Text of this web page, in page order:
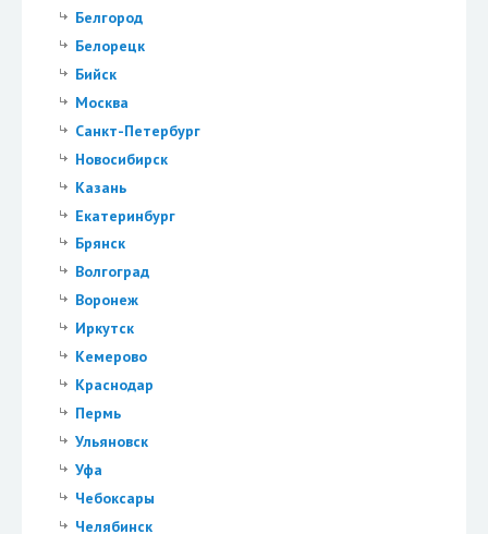
Белгород
Белорецк
Бийск
Москва
Санкт-Петербург
Новосибирск
Казань
Екатеринбург
Брянск
Волгоград
Воронеж
Иркутск
Кемерово
Краснодар
Пермь
Ульяновск
Уфа
Чебоксары
Челябинск